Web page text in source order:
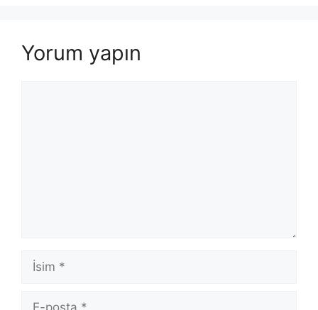
Yorum yapın
İsim